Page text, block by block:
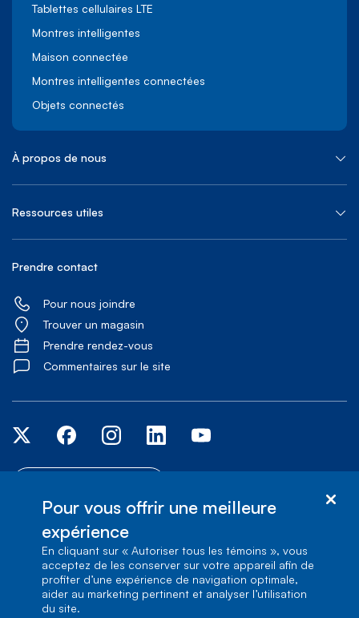
Tablettes cellulaires LTE
Montres intelligentes
Maison connectée
Montres intelligentes connectées
Objets connectés
À propos de nous
Ressources utiles
Prendre contact
Pour nous joindre
Trouver un magasin
Prendre rendez-vous
Commentaires sur le site
© Bell Canada, 2026. Tous droits réservés.
Plan du site
Bell, Aile A-7, Verdun, Québec, H3E 3B3
Pour vous offrir une meilleure
expérience
En cliquant sur « Autoriser tous les témoins », vous
acceptez de les conserver sur votre appareil afin de
profiter d’une expérience de navigation optimale,
aider au marketing pertinent et analyser l’utilisation
du site.